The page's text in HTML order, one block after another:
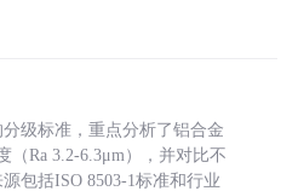
级标准，重点分析了铝合金
（Ra 3.2-6.3μm），并对比不
包括ISO 8503-1标准和行业